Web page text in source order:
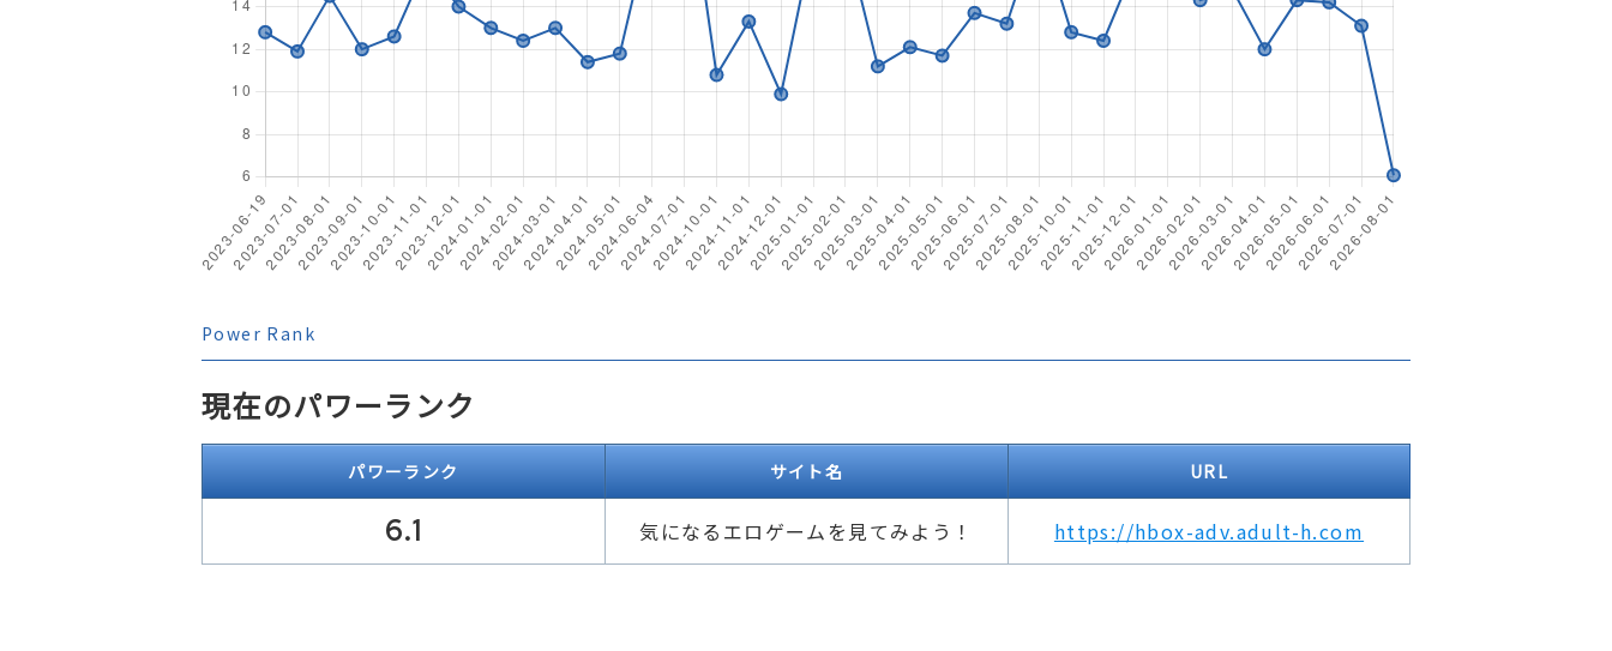
Power Rank
現在のパワーランク
パワーランク サイト名 URL
6.1 気になるエロゲームを見てみよう！ https://hbox-adv.adult-h.com